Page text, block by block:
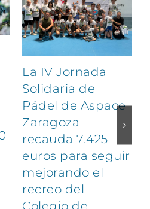
La IV Jornada
Solidaria de
Pádel de Aspace
Zaragoza
recauda 7.425
euros para seguir
mejorando el
recreo del